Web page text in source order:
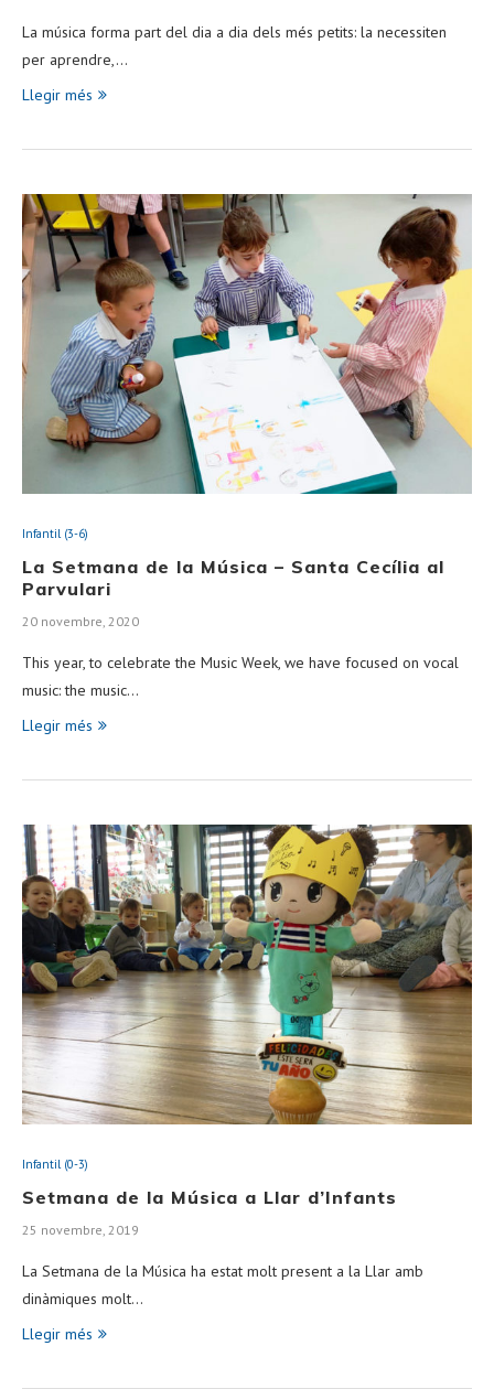
La música forma part del dia a dia dels més petits: la necessiten
per aprendre,…
Llegir més
Infantil (3-6)
La Setmana de la Música – Santa Cecília al
Parvulari
20 novembre, 2020
This year, to celebrate the Music Week, we have focused on vocal
music: the music…
Llegir més
Infantil (0-3)
Setmana de la Música a Llar d’Infants
25 novembre, 2019
La Setmana de la Música ha estat molt present a la Llar amb
dinàmiques molt…
Llegir més